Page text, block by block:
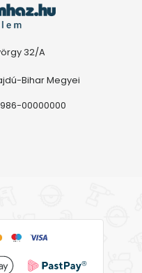
32/A
Bihar Megyei
00000000